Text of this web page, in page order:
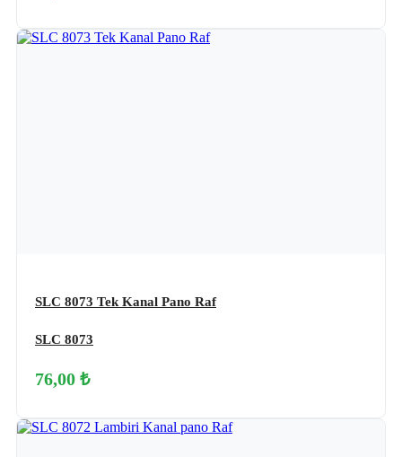
SLC 8073 Tek Kanal Pano Raf
SLC 8073
76,00 ₺